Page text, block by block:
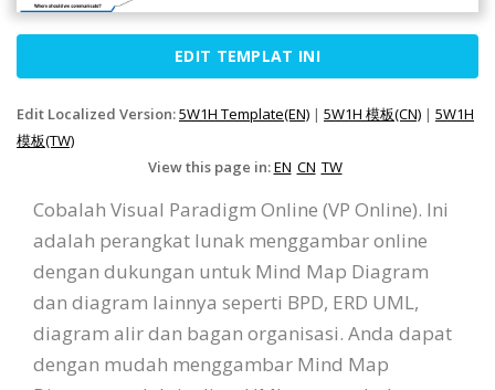
EDIT TEMPLAT INI
Edit Localized Version:5W1H Template(EN) | 5W1H 模板(CN) | 5W1H
模板(TW)
View this page in:EN CN TW
Cobalah Visual Paradigm Online (VP Online). Ini
adalah perangkat lunak menggambar online
dengan dukungan untuk Mind Map Diagram
dan diagram lainnya seperti BPD, ERD UML,
diagram alir dan bagan organisasi. Anda dapat
dengan mudah menggambar Mind Map